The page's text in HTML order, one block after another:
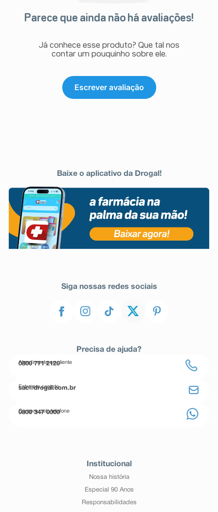
Parece que ainda não há avaliações!
Já conhece esse produto? Que tal nos
contar um pouquinho sobre ele.
Escrever avaliação
Baixe o aplicativo da Drogal!
Siga nossas redes sociais
Precisa de ajuda?
Atendimento ao cliente
0800 771 2120
Entre em contato
sac@drogal.com.br
Compre pelo telefone
0800 347 0000
Institucional
Nossa história
Especial 90 Anos
Responsabilidades